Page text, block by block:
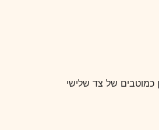
כמוטבים של צד שלישי